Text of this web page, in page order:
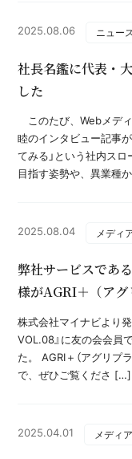
2025.08.06 ニュース
社長名鑑に代表・
した
このたび、Webメディ
睦のインタビュー記事
てみる」という社内ス
目指す姿勢や、異業種
2025.08.04 メディ
弊社サービスであ
様がAGRI＋（ア
株式会社マイナビより発
VOL.08』に友の会会員
た。 AGRI＋（アグリプ
で、ぜひご覧くださ […]
2025.04.01 メディア